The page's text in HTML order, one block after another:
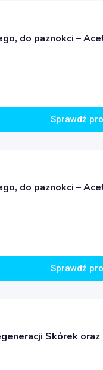
do paznokci –
Sprawdź
do paznokci –
Sprawdź
Skórek oraz